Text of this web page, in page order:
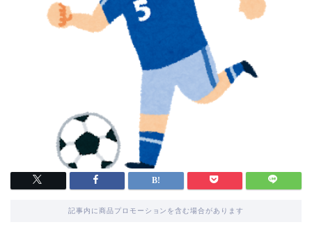
記事内に商品プロモーションを含む場合があります